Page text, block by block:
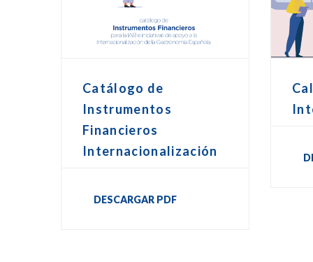
Catálogo de
Instrumentos
Financieros
Internacionalización
DESCARGAR PDF